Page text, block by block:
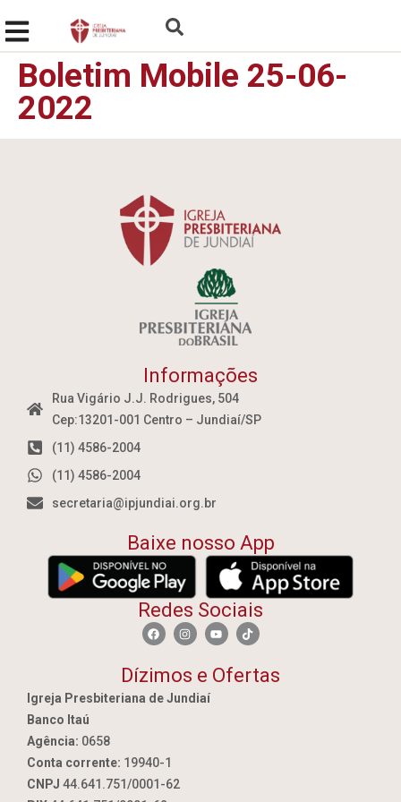
Boletim Mobile 25-06-
2022
Informações
Rua Vigário J.J. Rodrigues, 504
Cep:13201-001 Centro – Jundiaí/SP
(11) 4586-2004
(11) 4586-2004
secretaria@ipjundiai.org.br
Baixe nosso App
Redes Sociais
Dízimos e Ofertas
Igreja Presbiteriana de Jundiaí
Banco Itaú
Agência: 0658
Conta corrente: 19940-1
CNPJ 44.641.751/0001-62